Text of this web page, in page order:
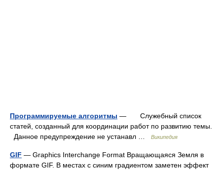
Программируемые алгоритмы — Служебный список
статей, созданный для координации работ по развитию темы.
Данное предупреждение не устанавл …
Википедия
GIF — Graphics Interchange Format Вращающаяся Земля в
формате GIF. В местах с синим градиентом заметен эффект